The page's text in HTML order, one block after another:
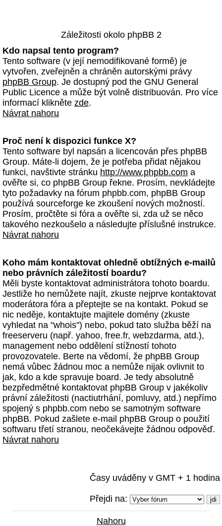
Záležitosti okolo phpBB 2
Kdo napsal tento program?
Tento software (v její nemodifikované formě) je
vytvořen, zveřejněn a chráněn autorskými právy
phpBB Group. Je dostupný pod the GNU General
Public Licence a může být volně distribuován. Pro více
informací klikněte zde.
Návrat nahoru
Proč není k dispozici funkce X?
Tento software byl napsán a licencován přes phpBB
Group. Máte-li dojem, že je potřeba přidat nějakou
funkci, navštivte stránku http://www.phpbb.com a
ověřte si, co phpBB Group řekne. Prosím, nevkládejte
tyto požadavky na fórum phpbb.com, phpBB Group
používá sourceforge ke zkoušení nových možností.
Prosím, pročtěte si fóra a ověřte si, zda už se něco
takového nezkoušelo a následujte příslušné instrukce.
Návrat nahoru
Koho mám kontaktovat ohledně obtížných e-mailů
nebo právních záležitostí boardu?
Měli byste kontaktovat administrátora tohoto boardu.
Jestliže ho nemůžete najít, zkuste nejprve kontaktovat
moderátora fóra a přeptejte se na kontakt. Pokud se
nic neděje, kontaktujte majitele domény (zkuste
vyhledat na "whois") nebo, pokud tato služba běží na
freeserveru (např. yahoo, free.fr, webzdarma, atd.),
management nebo oddělení stížností tohoto
provozovatele. Berte na vědomí, že phpBB Group
nemá vůbec žádnou moc a nemůže nijak ovlivnit to
jak, kdo a kde spravuje board. Je tedy absolutně
bezpředmětné kontaktovat phpBB Group v jakékoliv
právní záležitosti (nactiutrhání, pomluvy, atd.) nepřímo
spojený s phpbb.com nebo se samotným software
phpBB. Pokud zašlete e-mail phpBB Group o použití
softwaru třetí stranou, neočekávejte žádnou odpověď.
Návrat nahoru
Časy uváděny v GMT + 1 hodina
Přejdi na:
Nahoru